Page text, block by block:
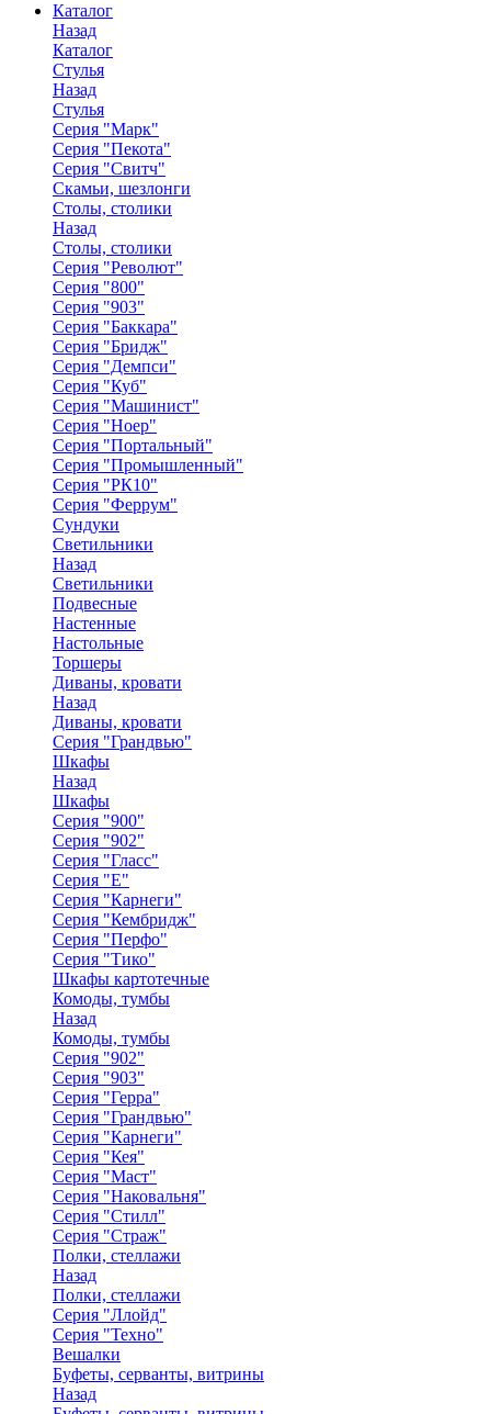
Каталог
Назад
Каталог
Стулья
Назад
Стулья
Серия "Марк"
Серия "Пекота"
Серия "Свитч"
Скамьи, шезлонги
Столы, столики
Назад
Столы, столики
Серия "Револют"
Серия "800"
Серия "903"
Серия "Баккара"
Серия "Бридж"
Серия "Демпси"
Серия "Куб"
Серия "Машинист"
Серия "Ноер"
Серия "Портальный"
Серия "Промышленный"
Серия "РК10"
Серия "Феррум"
Сундуки
Светильники
Назад
Светильники
Подвесные
Настенные
Настольные
Торшеры
Диваны, кровати
Назад
Диваны, кровати
Серия "Грандвью"
Шкафы
Назад
Шкафы
Серия "900"
Серия "902"
Серия "Гласс"
Серия "Е"
Серия "Карнеги"
Серия "Кембридж"
Серия "Перфо"
Серия "Тико"
Шкафы картотечные
Комоды, тумбы
Назад
Комоды, тумбы
Серия "902"
Серия "903"
Серия "Герра"
Серия "Грандвью"
Серия "Карнеги"
Серия "Кея"
Серия "Маст"
Серия "Наковальня"
Серия "Стилл"
Серия "Страж"
Полки, стеллажи
Назад
Полки, стеллажи
Серия "Ллойд"
Серия "Техно"
Вешалки
Буфеты, серванты, витрины
Назад